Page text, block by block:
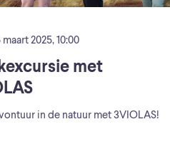
maart 2025, 10:00
met
in de natuur met 3VIOLAS!